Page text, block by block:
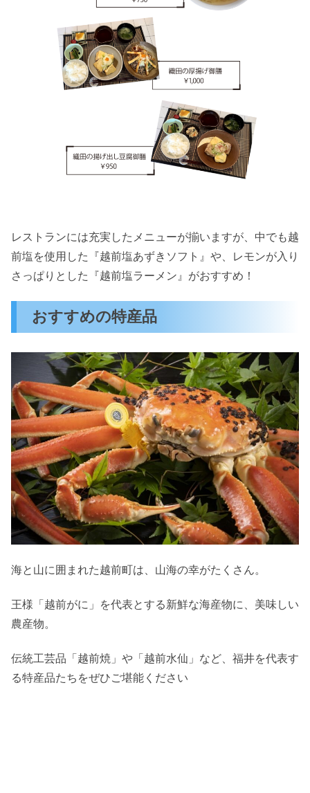
レストランには充実したメニューが揃いますが、中でも越
前塩を使用した『越前塩あずきソフト』や、レモンが入り
さっぱりとした『越前塩ラーメン』がおすすめ！
おすすめの特産品
海と山に囲まれた越前町は、山海の幸がたくさん。
王様「越前がに」を代表とする新鮮な海産物に、美味しい
農産物。
伝統工芸品「越前焼」や「越前水仙」など、福井を代表す
る特産品たちをぜひご堪能ください